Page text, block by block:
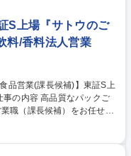
にて簡単な伝票入力から
理・
休121日
S上場『サトウのご
料/香料法人営業
職（課長候補）をお任せ。
売促進を行い、消費者との